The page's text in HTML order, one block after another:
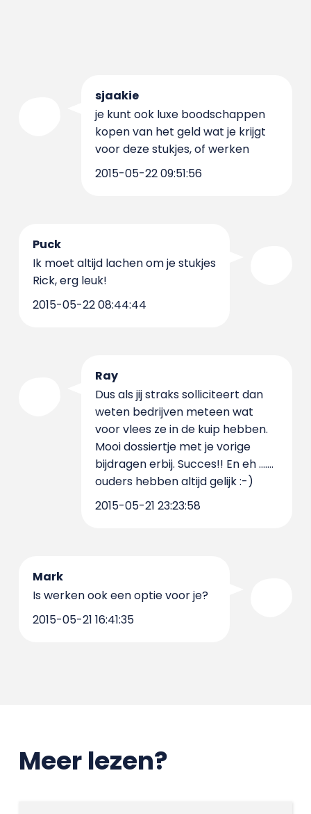
sjaakie
je kunt ook luxe boodschappen
kopen van het geld wat je krijgt
voor deze stukjes, of werken
2015-05-22 09:51:56
Puck
Ik moet altijd lachen om je stukjes
Rick, erg leuk!
2015-05-22 08:44:44
Ray
Dus als jij straks solliciteert dan
weten bedrijven meteen wat
voor vlees ze in de kuip hebben.
Mooi dossiertje met je vorige
bijdragen erbij. Succes!! En eh .......
ouders hebben altijd gelijk :-)
2015-05-21 23:23:58
Mark
Is werken ook een optie voor je?
2015-05-21 16:41:35
Meer lezen?